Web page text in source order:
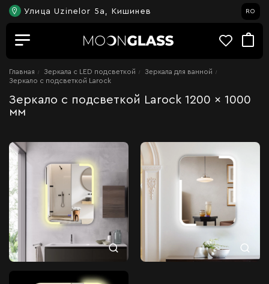
Улица Uzinelor 5a, Кишинев RO
Главная Зеркала c LED подсветкой
Зеркала для ванной
Зеркало с подсветкой Larock
Зеркало с подсветкой Larock 1200 x 1000
мм